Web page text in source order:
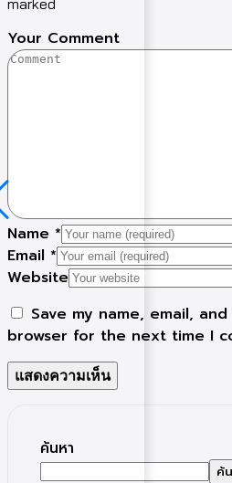
marked
Your Comment
Name *
Email *
Website
Save my name, email,
browser for the next time I
ค้นหา
ค้